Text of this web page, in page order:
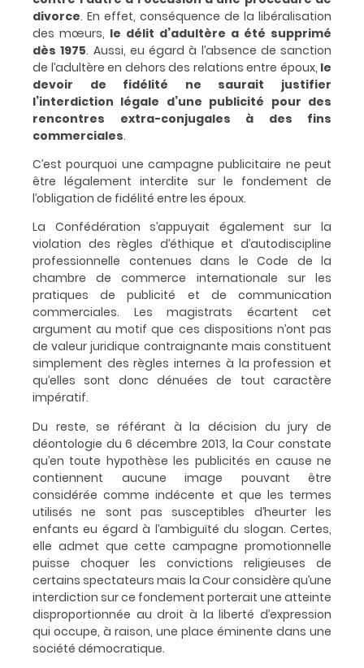
divorce. En effet, conséquence de la libéralisation
des mœurs, le délit d’adultère a été supprimé
dès 1975. Aussi, eu égard à l’absence de sanction
de l’adultère en dehors des relations entre époux, le
devoir de fidélité ne saurait justifier
l’interdiction légale d’une publicité pour des
rencontres extra-conjugales à des fins
commerciales.
C’est pourquoi une campagne publicitaire ne peut
être légalement interdite sur le fondement de
l’obligation de fidélité entre les époux.
La Confédération s’appuyait également sur la
violation des règles d’éthique et d’autodiscipline
professionnelle contenues dans le Code de la
chambre de commerce internationale sur les
pratiques de publicité et de communication
commerciales. Les magistrats écartent cet
argument au motif que ces dispositions n’ont pas
de valeur juridique contraignante mais constituent
simplement des règles internes à la profession et
qu’elles sont donc dénuées de tout caractère
impératif.
Du reste, se référant à la décision du jury de
déontologie du 6 décembre 2013, la Cour constate
qu’en toute hypothèse les publicités en cause ne
contiennent aucune image pouvant être
considérée comme indécente et que les termes
utilisés ne sont pas susceptibles d’heurter les
enfants eu égard à l’ambiguïté du slogan. Certes,
elle admet que cette campagne promotionnelle
puisse choquer les convictions religieuses de
certains spectateurs mais la Cour considère qu’une
interdiction sur ce fondement porterait une atteinte
disproportionnée au droit à la liberté d’expression
qui occupe, à raison, une place éminente dans une
société démocratique.